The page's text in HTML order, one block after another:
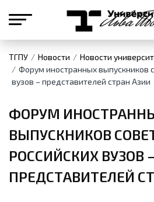
ТГПУ Новости
Новости
Форум иностранных выпускников
вузов – представителей стран Азии
ФОРУМ
ВЫПУСКНИКОВ
РОССИЙСКИХ ВУЗОВ –
ПРЕДСТАВИТЕЛЕЙ